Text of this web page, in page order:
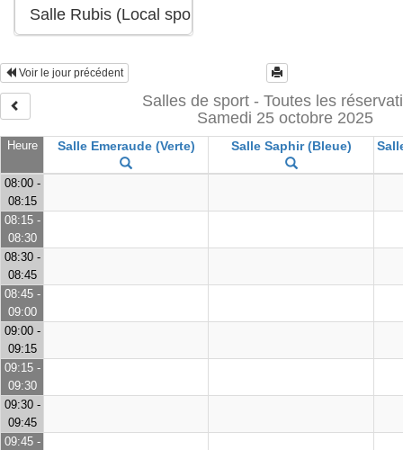
Voir le jour précédent
Salles de sport - Toutes les
Samedi 25 octobre 2025
Heure Salle Emeraude (Verte) Salle Saphir (Bleue)
08:00 -
08:15
08:15 -
08:30
08:30 -
08:45
08:45 -
09:00
09:00 -
09:15
09:15 -
09:30
09:30 -
09:45
09:45 -